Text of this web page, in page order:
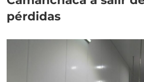
pérdidas